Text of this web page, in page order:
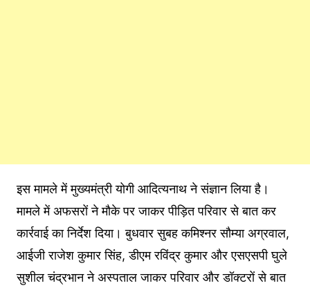
इस मामले में मुख्यमंत्री योगी आदित्यनाथ ने संज्ञान लिया है।
मामले में अफसरों ने मौके पर जाकर पीड़ित परिवार से बात कर
कार्रवाई का निर्देश दिया। बुधवार सुबह कमिश्नर सौम्या अग्रवाल,
आईजी राजेश कुमार सिंह, डीएम रविंद्र कुमार और एसएसपी घुले
सुशील चंद्रभान ने अस्पताल जाकर परिवार और डॉक्टरों से बात